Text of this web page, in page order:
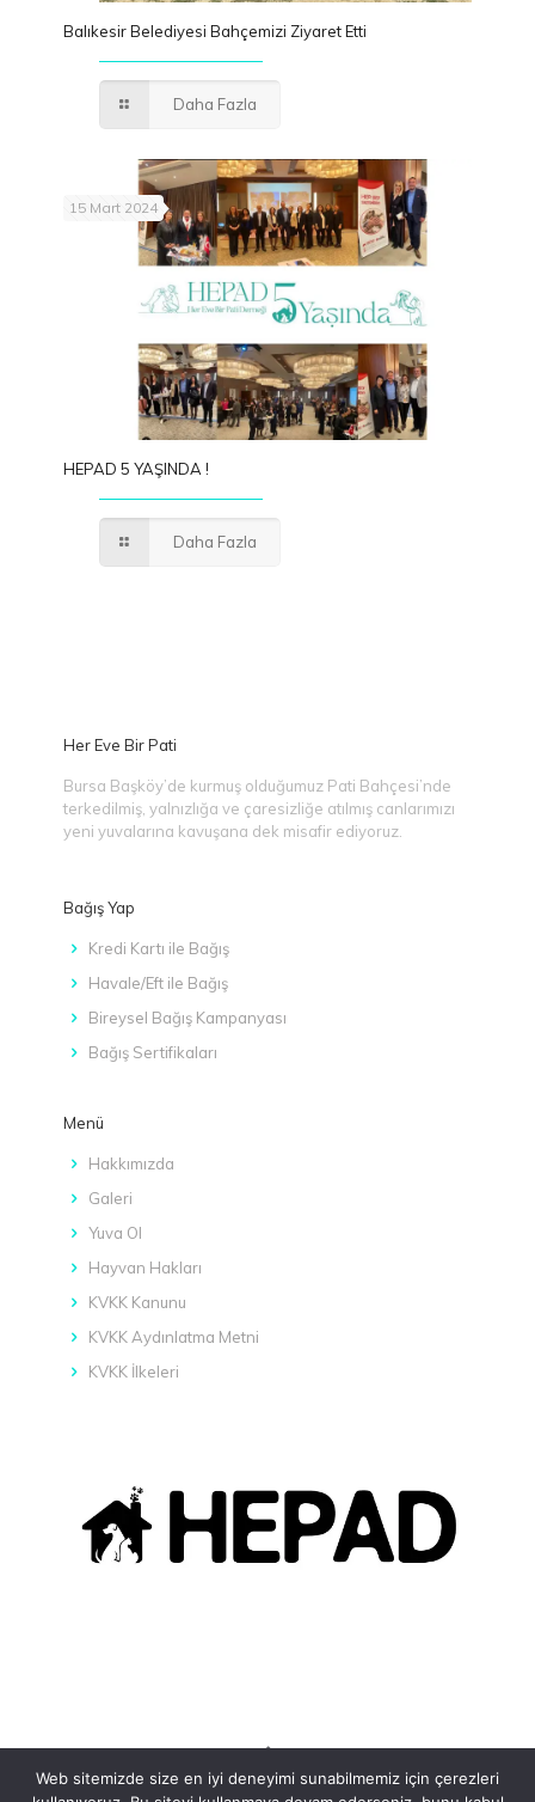
Balıkesir Belediyesi Bahçemizi Ziyaret Etti
Daha Fazla
15 Mart 2024
HEPAD 5 YAŞINDA !
Daha Fazla
Her Eve Bir Pati
Bursa Başköy’de kurmuş olduğumuz Pati Bahçesi’nde
terkedilmiş, yalnızlığa ve çaresizliğe atılmış canlarımızı
yeni yuvalarına kavuşana dek misafir ediyoruz.
Bağış Yap
Kredi Kartı ile Bağış
Havale/Eft ile Bağış
Bireysel Bağış Kampanyası
Bağış Sertifikaları
Menü
Hakkımızda
Galeri
Yuva Ol
Hayvan Hakları
KVKK Kanunu
KVKK Aydınlatma Metni
KVKK İlkeleri
Web sitemizde size en iyi deneyimi sunabilmemiz için çerezleri